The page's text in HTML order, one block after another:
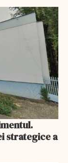
strategice a